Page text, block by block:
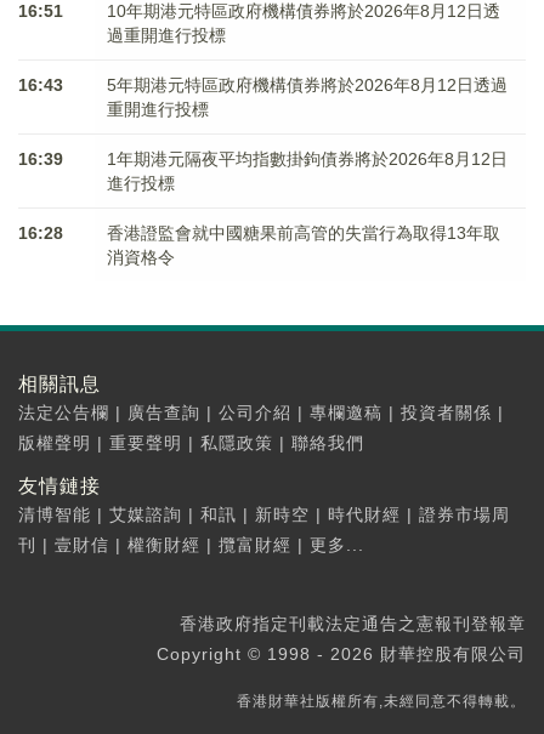
16:51
10年期港元特區政府機構債券將於2026年8月12日透
過重開進行投標
16:43
5年期港元特區政府機構債券將於2026年8月12日透過
重開進行投標
16:39
1年期港元隔夜平均指數掛鉤債券將於2026年8月12日
進行投標
16:28
香港證監會就中國糖果前高管的失當行為取得13年取
消資格令
相關訊息
法定公告欄 | 廣告查詢 | 公司介紹 | 專欄邀稿 | 投資者關係 |
版權聲明 | 重要聲明 | 私隱政策 | 聯絡我們
友情鏈接
清博智能 | 艾媒諮詢 | 和訊 | 新時空 | 時代財經 | 證券市場周
刊
| 壹財信 | 權衡財經 | 攬富財經 | 更多...
香港政府指定刊載法定通告之憲報刊登報章
Copyright © 1998 - 2026 財華控股有限公司
香港財華社版權所有,未經同意不得轉載。